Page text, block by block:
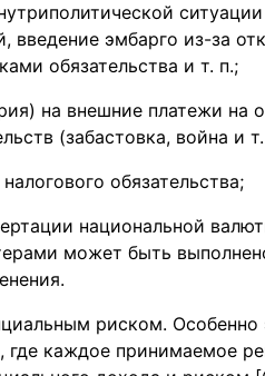
эмбарго из-за
обязательства и т. п.;
на внешние платежи на
(забастовка, война и
обязательства;
национальной
может быть
риском. Особенно
где каждое принимаемое